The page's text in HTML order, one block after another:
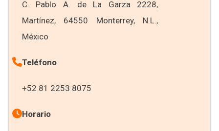
C. Pablo A. de La Garza 2228,
Martínez, 64550 Monterrey, N.L.,
México
Teléfono
+52 81 2253 8075
Horario